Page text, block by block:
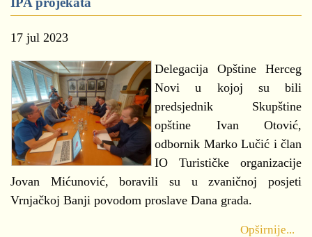
17 jul 2023
Delegacija Opštine Herceg
Novi u kojoj su bili
predsjednik Skupštine
opštine Ivan Otović,
odbornik Marko Lučić i član
IO Turističke organizacije
Jovan Mićunović, boravili su u zvaničnoj posjeti
Vrnjačkoj Banji povodom proslave Dana grada.
Opširnije...